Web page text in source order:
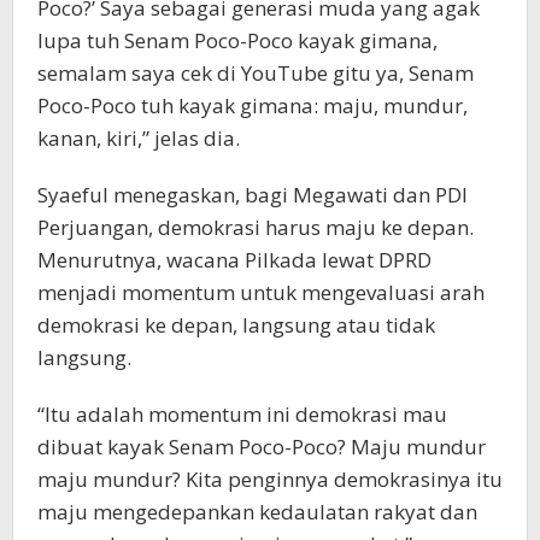
Poco?’ Saya sebagai generasi muda yang agak
lupa tuh Senam Poco-Poco kayak gimana,
semalam saya cek di YouTube gitu ya, Senam
Poco-Poco tuh kayak gimana: maju, mundur,
kanan, kiri,” jelas dia.
Syaeful menegaskan, bagi Megawati dan PDI
Perjuangan, demokrasi harus maju ke depan.
Menurutnya, wacana Pilkada lewat DPRD
menjadi momentum untuk mengevaluasi arah
demokrasi ke depan, langsung atau tidak
langsung.
“Itu adalah momentum ini demokrasi mau
dibuat kayak Senam Poco-Poco? Maju mundur
maju mundur? Kita penginnya demokrasinya itu
maju mengedepankan kedaulatan rakyat dan